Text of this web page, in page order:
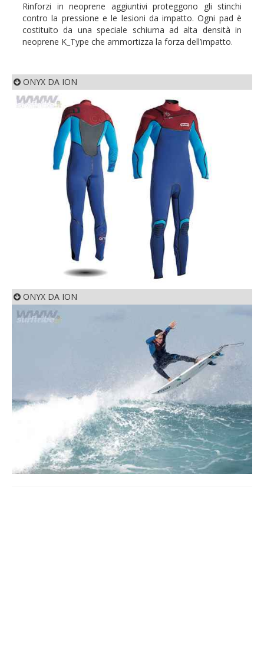
Rinforzi in neoprene aggiuntivi proteggono gli stinchi
contro la pressione e le lesioni da impatto. Ogni pad è
costituito da una speciale schiuma ad alta densità in
neoprene K_Type che ammortizza la forza dell’impatto.
ONYX DA ION
ONYX DA ION